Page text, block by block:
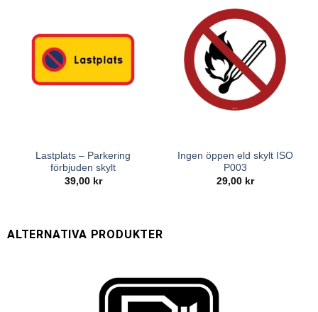
Lastplats – Parkering
förbjuden skylt
39,00 kr
Ingen öppen eld skylt ISO
P003
29,00 kr